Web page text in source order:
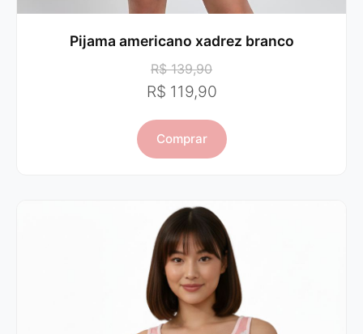
Pijama americano xadrez branco
R$ 139,90
R$ 119,90
Comprar